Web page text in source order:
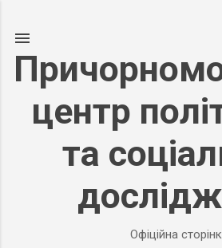
центр
та
Офіційна